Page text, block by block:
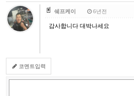
쉐프케이 6년전
감사합니다 대박나세요
코멘트입력